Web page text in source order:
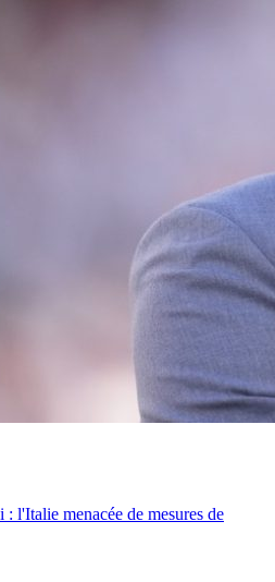
l'Italie menacée de mesures de